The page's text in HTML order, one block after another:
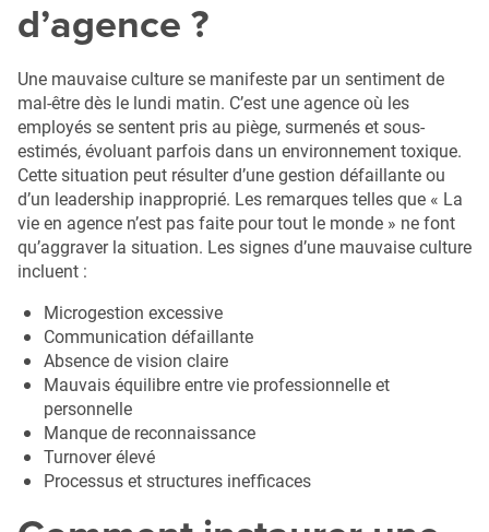
d’agence ?
Une mauvaise culture se manifeste par un sentiment de
mal-être dès le lundi matin. C’est une agence où les
employés se sentent pris au piège, surmenés et sous-
estimés, évoluant parfois dans un environnement toxique.
Cette situation peut résulter d’une gestion défaillante ou
d’un leadership inapproprié. Les remarques telles que « La
vie en agence n’est pas faite pour tout le monde » ne font
qu’aggraver la situation. Les signes d’une mauvaise culture
incluent :
Microgestion excessive
Communication défaillante
Absence de vision claire
Mauvais équilibre entre vie professionnelle et
personnelle
Manque de reconnaissance
Turnover élevé
Processus et structures inefficaces